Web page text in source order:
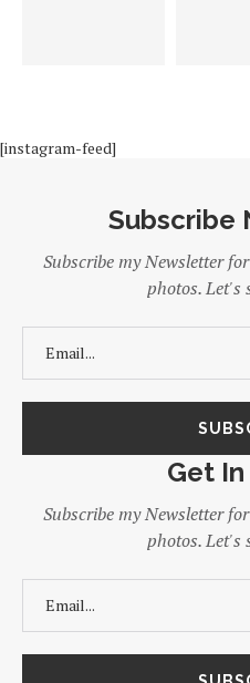
[instagram-feed]
Subscribe
Subscribe my Newsletter
photos. Let's
Get
Subscribe my Newsletter
photos. Let's